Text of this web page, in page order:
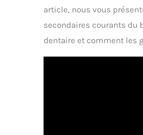
article, nous vous
secondaires courants du
dentaire et comment les